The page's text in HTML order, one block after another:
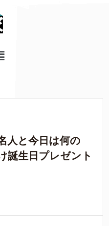
人と今日は何の
誕生日プレゼント